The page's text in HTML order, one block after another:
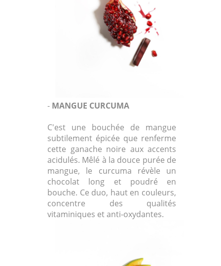
- MANGUE CURCUMA
C'est une bouchée de mangue
subtilement épicée que renferme
cette ganache noire aux accents
acidulés. Mêlé à la douce purée de
mangue, le curcuma révèle un
chocolat long et poudré en
bouche. Ce duo, haut en couleurs,
concentre des qualités
vitaminiques et anti-oxydantes.